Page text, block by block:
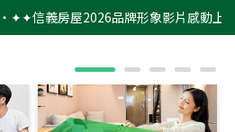
‧✦✦信義房屋2026品牌形象影片感動上